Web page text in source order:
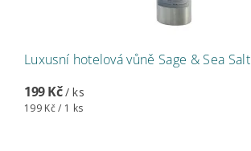
Luxusní hotelová vůně Sage & Sea
199 Kč/ ks
199 Kč / 1 ks